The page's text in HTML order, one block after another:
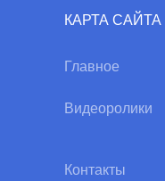
КАРТА САЙТА
Главное
Видеоролики
Контакты